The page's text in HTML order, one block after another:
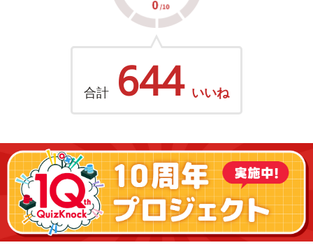
合計 644 いいね